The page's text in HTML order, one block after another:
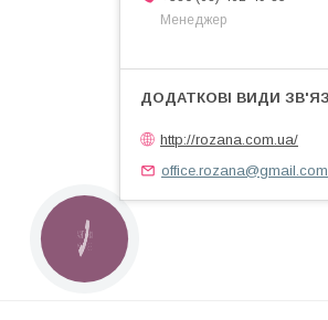
Менеджер
http://rozana.com.ua/
office.rozana@gmail.com
КНОПКА
ЗВ'ЯЗКУ